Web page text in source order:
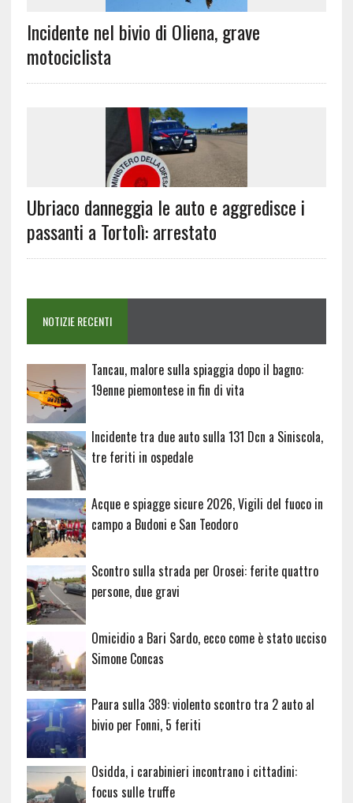
Incidente nel bivio di Oliena, grave
motociclista
Ubriaco danneggia le auto e aggredisce i
passanti a Tortolì: arrestato
NOTIZIE RECENTI
Tancau, malore sulla spiaggia dopo il bagno:
19enne piemontese in fin di vita
Incidente tra due auto sulla 131 Dcn a Siniscola,
tre feriti in ospedale
Acque e spiagge sicure 2026, Vigili del fuoco in
campo a Budoni e San Teodoro
Scontro sulla strada per Orosei: ferite quattro
persone, due gravi
Omicidio a Bari Sardo, ecco come è stato ucciso
Simone Concas
Paura sulla 389: violento scontro tra 2 auto al
bivio per Fonni, 5 feriti
Osidda, i carabinieri incontrano i cittadini:
focus sulle truffe